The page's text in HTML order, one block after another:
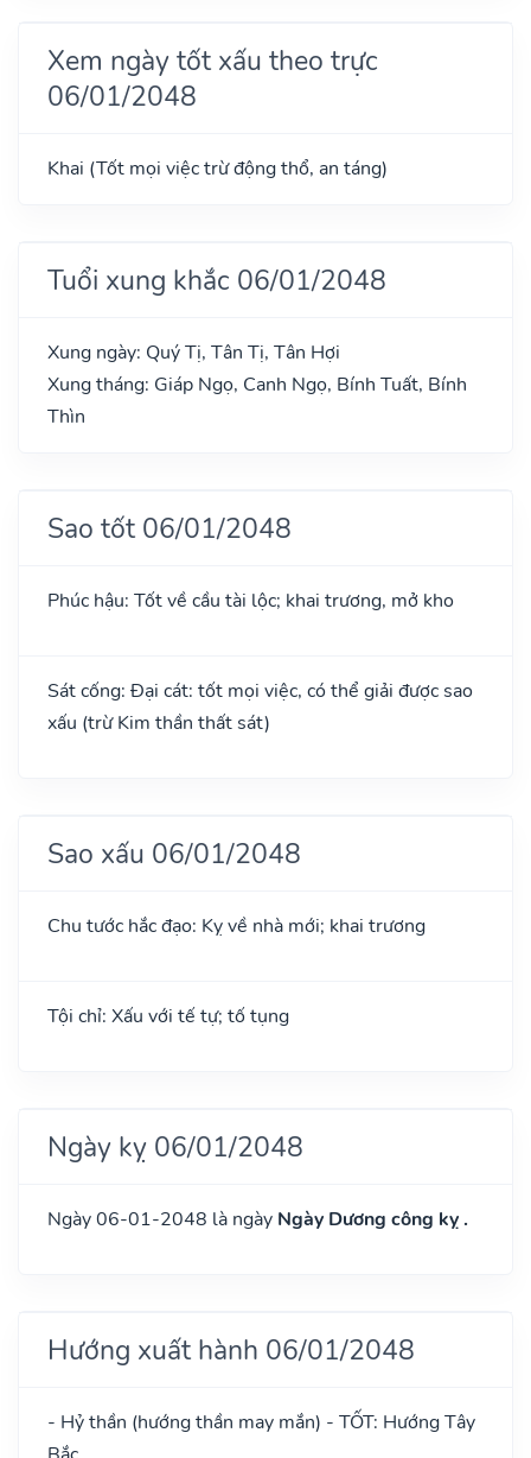
Xem ngày tốt xấu theo trực
06/01/2048
Khai (Tốt mọi việc trừ động thổ, an táng)
Tuổi xung khắc 06/01/2048
Xung ngày: Quý Tị, Tân Tị, Tân Hợi
Xung tháng: Giáp Ngọ, Canh Ngọ, Bính Tuất, Bính
Thìn
Sao tốt 06/01/2048
Phúc hậu: Tốt về cầu tài lộc; khai trương, mở kho
Sát cống: Đại cát: tốt mọi việc, có thể giải được sao
xấu (trừ Kim thần thất sát)
Sao xấu 06/01/2048
Chu tước hắc đạo: Kỵ về nhà mới; khai trương
Tội chỉ: Xấu với tế tự; tố tụng
Ngày kỵ 06/01/2048
Ngày 06-01-2048 là ngày Ngày Dương công kỵ .
Hướng xuất hành 06/01/2048
- Hỷ thần (hướng thần may mắn) - TỐT: Hướng Tây